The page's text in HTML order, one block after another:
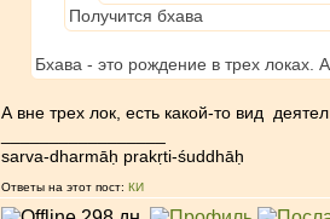
Получится бхава
Бхава - это рождение в трех локах.
А вне трех лок, есть какой-то вид
sarva-dharmāḥ prakṛti-śuddhāḥ
Ответы на этот пост: КИ